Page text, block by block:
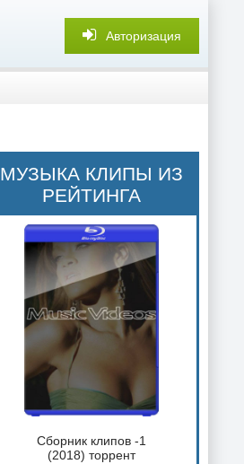
Авторизация
МУЗЫКА КЛИПЫ ИЗ
РЕЙТИНГА
Сборник клипов -1
(2018) торрент